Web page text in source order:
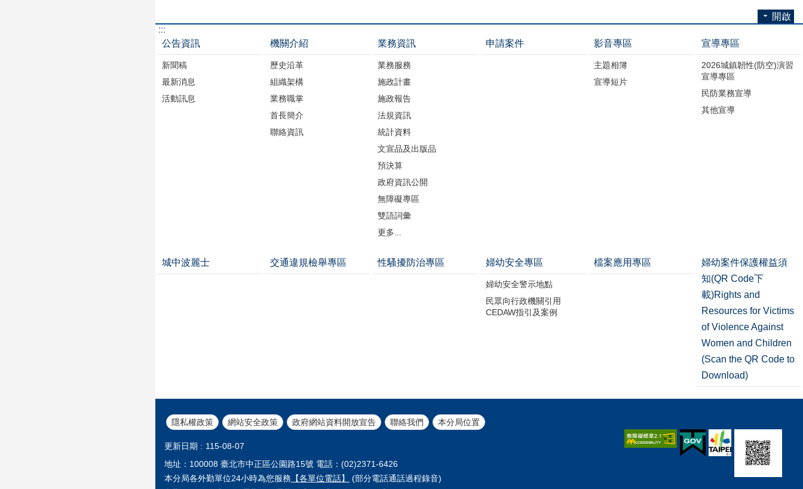
開啟
:::
公告資訊
新聞稿
最新消息
活動訊息
機關介紹
歷史沿革
組織架構
業務職掌
首長簡介
聯絡資訊
業務資訊
業務服務
施政計畫
施政報告
法規資訊
統計資料
文宣品及出版品
預決算
政府資訊公開
無障礙專區
雙語詞彙
更多...
申請案件 影音專區
主題相簿
宣導短片
宣導專區
2026城鎮韌性(防空)演習
宣導專區
民防業務宣導
其他宣導
城中波麗士 交通違規檢舉專區 性騷擾防治專區 婦幼安全專區
婦幼安全警示地點
民眾向行政機關引用
CEDAW指引及案例
檔案應用專區
婦幼案件保護權益須
知(QR Code下
載)Rights and
Resources for Victims
of Violence Against
Women and Children
(Scan the QR Code to
Download)
隱私權政策 網站安全政策 政府網站資料開放宣告 聯絡我們 本分局位置
更新日期
115-08-07
地址：100008 臺北市中正區公園路15號 電話：(02)2371-6426
本分局各外勤單位24小時為您服務 【各單位電話】
(部分電話通話過程錄音)